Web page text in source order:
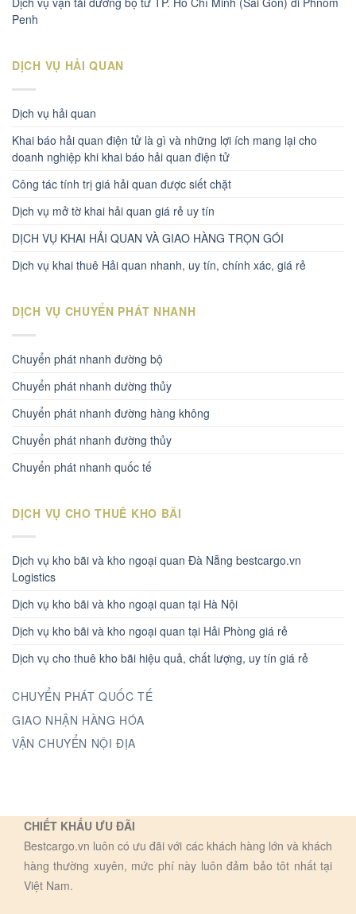
Penh
DỊCH VỤ HẢI QUAN
Dịch vụ hải quan
Khai báo hải quan điện tử là gì và những lợi ích mang lại cho
doanh nghiệp khi khai báo hải quan điện tử
Công tác tính trị giá hải quan được siết chặt
Dịch vụ mở tờ khai hải quan giá rẻ uy tín
DỊCH VỤ KHAI HẢI QUAN VÀ GIAO HÀNG TRỌN GÓI
Dịch vụ khai thuê Hải quan nhanh, uy tín, chính xác, giá rẻ
DỊCH VỤ CHUYỂN PHÁT NHANH
Chuyển phát nhanh đường bộ
Chuyển phát nhanh dường thủy
Chuyển phát nhanh đường hàng không
Chuyển phát nhanh đường thủy
Chuyển phát nhanh quốc tế
DỊCH VỤ CHO THUÊ KHO BÃI
Dịch vụ kho bãi và kho ngoại quan Đà Nẵng bestcargo.vn
Logistics
Dịch vụ kho bãi và kho ngoại quan tại Hà Nội
Dịch vụ kho bãi và kho ngoại quan tại Hải Phòng giá rẻ
Dịch vụ cho thuê kho bãi hiệu quả, chất lượng, uy tín giá rẻ
CHUYỂN PHÁT QUỐC TẾ
GIAO NHẬN HÀNG HÓA
VẬN CHUYỂN NỘI ĐỊA
CHIẾT KHẤU ƯU ĐÃI
Bestcargo.vn luôn có ưu đãi với các khách hàng lớn và khách
hàng thường xuyên, mức phí này luôn đảm bảo tôt nhất tại
Việt Nam.